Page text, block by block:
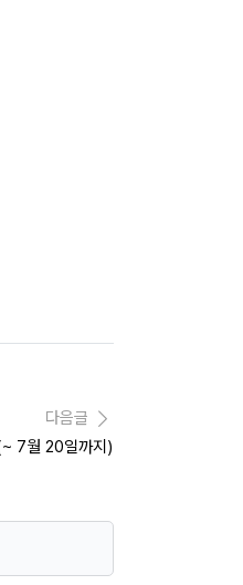
다음글
7월 20일까지)